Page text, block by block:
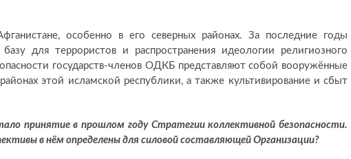
особенно в его северных районах. За последние годы
для террористов и распространения идеологии религиозного
государств-членов ОДКБ представляют собой вооружённые
этой исламской республики, а также культивирование и сбыт
принятие в прошлом году Стратегии коллективной безопасности.
в нём определены для силовой составляющей Организации?